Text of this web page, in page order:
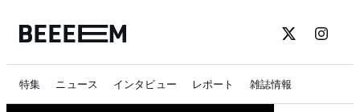
特集 ニュース インタビュー レポート 雑誌情報